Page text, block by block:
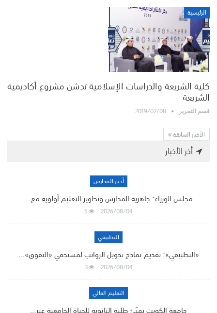
الرئيسية
كلية الشريعة والدراسات الإسلامية تدشن مشروع أكاديمية
الشريعة
قسم التحرير
2019/02/08
الأخبار السابقة
أخر الأخبار
أخبار المدارس
مجلس الوزراء: جاهزية المدارس وتطوير التعليم أولوية مع…
2026/08/04
5
التطبيقي
«التطبيقي»: تقديم نماذج تحويل الرواتب لمستحقي «التفوق»…
2026/08/04
3
التعليم العالي